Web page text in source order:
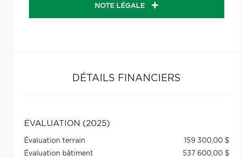
NOTE LÉGALE
DÉTAILS FINANCIERS
ÉVALUATION (2025)
Évaluation terrain
159 300,00 $
Évaluation bâtiment
537 600,00 $